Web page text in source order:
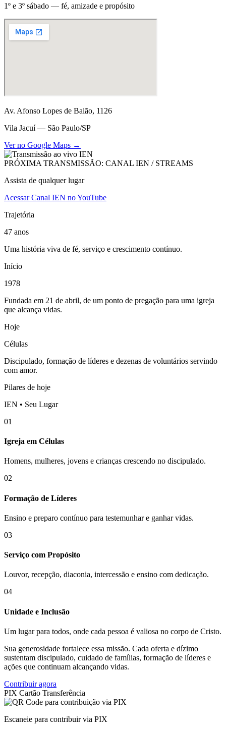
1º e 3º sábado — fé, amizade e propósito
Av. Afonso Lopes de Baião, 1126
Vila Jacuí — São Paulo/SP
Ver no Google Maps →
PRÓXIMA TRANSMISSÃO: CANAL IEN / STREAMS
Assista de qualquer lugar
Acessar Canal IEN no YouTube
Trajetória
47 anos
Uma história viva de fé, serviço e crescimento contínuo.
Início
1978
Fundada em 21 de abril, de um ponto de pregação para uma igreja
que alcança vidas.
Hoje
Células
Discipulado, formação de líderes e dezenas de voluntários servindo
com amor.
Pilares de hoje
IEN • Seu Lugar
01
Igreja em Células
Homens, mulheres, jovens e crianças crescendo no discipulado.
02
Formação de Líderes
Ensino e preparo contínuo para testemunhar e ganhar vidas.
03
Serviço com Propósito
Louvor, recepção, diaconia, intercessão e ensino com dedicação.
04
Unidade e Inclusão
Um lugar para todos, onde cada pessoa é valiosa no corpo de Cristo.
Sua generosidade fortalece essa missão. Cada oferta e dízimo
sustentam discipulado, cuidado de famílias, formação de líderes e
ações que continuam alcançando vidas.
Contribuir agora
PIX Cartão Transferência
Escaneie para contribuir via PIX